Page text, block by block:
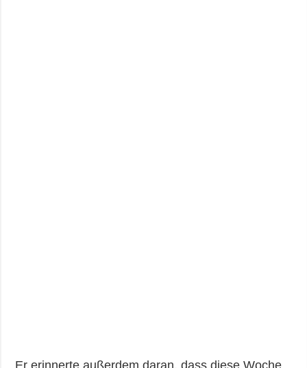
Er erinnerte außerdem daran, dass diese Woche